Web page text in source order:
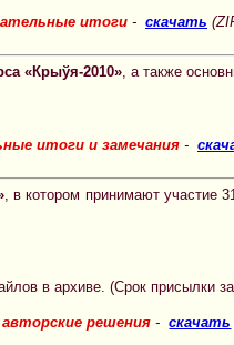
итоги- скачать
«Крыўя-2010», а также
итоги и замечания-
, в котором принимают участие
в архиве. (Срок присылки
решения -скачать